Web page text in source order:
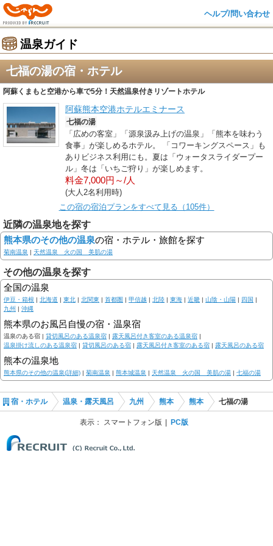
ヘルプ/問い合わせ
温泉ガイド
七福の湯の宿・ホテル
阿蘇くまもと空港から車で5分！天然温泉付きリゾートホテル
阿蘇熊本空港ホテルエミナース
七福の湯
「広めの客室」「源泉汲み上げの温泉」「熊本を味わう
食事」が楽しめるホテル。 「コワーキングスペース」も
ありビジネス利用にも。夏は「ウォータスライダープー
ル」冬は「いちご狩り」が楽しめます。
料金7,000円～/人
(大人2名利用時)
この宿の宿泊プランをすべて見る（105件）
近隣の温泉地を探す
熊本県のその他の温泉の宿・ホテル・旅館を探す
菊南温泉 | 天然温泉 火の国 美肌の湯
その他の温泉を探す
全国の温泉
伊豆・箱根 | 北海道 | 東北 | 北関東 | 首都圏 | 甲信越 | 北陸 | 東海 | 近畿 | 山陰・山陽 | 四国 |
九州 | 沖縄
熊本県のお風呂自慢の宿・温泉宿
温泉のある宿 | 貸切風呂のある温泉宿 | 露天風呂付き客室のある温泉宿 |
温泉掛け流しのある温泉宿 | 貸切風呂のある宿 | 露天風呂付き客室のある宿 | 露天風呂のある宿
熊本の温泉地
熊本県のその他の温泉(詳細) | 菊南温泉 | 熊本城温泉 | 天然温泉 火の国 美肌の湯 | 七福の湯
宿・ホテル 温泉・露天風呂 九州 熊本 熊本 七福の湯
表示： スマートフォン版 PC版